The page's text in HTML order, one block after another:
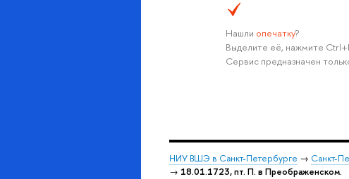
Нашли опечатку?
Выделите её, нажмите
Сервис предназначен
НИУ ВШЭ в Санкт-Петербурге → Санкт-
→ 18.01.1723, пт. П. в Преображенском.